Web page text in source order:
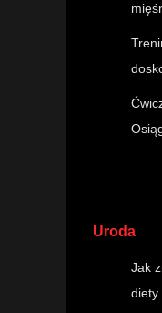
Uroda
Jak
diety